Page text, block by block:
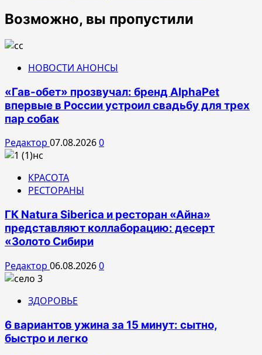
Возможно, вы пропустили
НОВОСТИ АНОНСЫ
«Гав-обет» прозвучал: бренд AlphaPet
впервые в России устроил свадьбу для трех
пар собак
Редактор 07.08.20260
КРАСОТА
РЕСТОРАНЫ
ГК Natura Siberica и ресторан «Айна»
представляют коллаборацию: десерт
«Золото Сибири
Редактор 06.08.20260
ЗДОРОВЬЕ
6 вариантов ужина за 15 минут: сытно,
быстро и легко